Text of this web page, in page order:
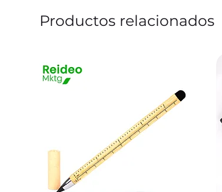
Productos relacionados